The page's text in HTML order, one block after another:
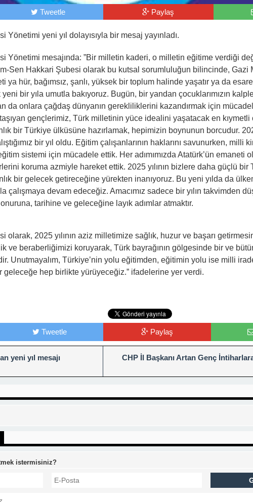
Tweetle Paylaş
yeni yıl dolayısıyla bir mesaj yayınladı.
Yönetimi mesajında: ”Bir milletin kaderi, o milletin eğitime verdiği
Sen Hakkari Şubesi olarak bu kutsal sorumluluğun bilincinde, Gazi
ya hür, bağımsız, şanlı, yüksek bir toplum halinde yaşatır ya da
bir yıla umutla bakıyoruz. Bugün, bir yandan çocuklarımızın
da onlara çağdaş dünyanın gerekliliklerini kazandırmak için
gençlerimiz, Türk milletinin yüce idealini yaşatacak en kıymetli
bir Türkiye ülküsüne hazırlamak, hepimizin boynunun borcudur.
bir yıl oldu. Eğitim çalışanlarının haklarını savunurken, milli
sistemi için mücadele ettik. Her adımımızda Atatürk’ün emaneti
koruma azmiyle hareket ettik. 2025 yılının bizlere daha güçlü bir
bir gelecek getireceğine yürekten inanıyoruz. Bu yeni yılda da
çalışmaya devam edeceğiz. Amacımız sadece bir yılın takvimden
tarihine ve geleceğine layık adımlar atmaktır.
2025 yılının aziz milletimize sağlık, huzur ve başarı
ve beraberliğimizi koruyarak, Türk bayrağının gölgesinde bir ve
Unutmayalım, Türkiye’nin yolu eğitimden, eğitimin yolu ise milli
geleceğe hep birlikte yürüyeceğiz.” ifadelerine yer verdi.
Tweetle Paylaş
yeni yıl mesajı CHP İl Başkanı Artan Genç
istermisiniz?